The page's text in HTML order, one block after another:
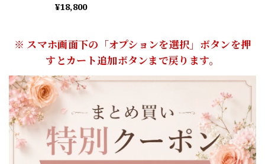
（3color） A0672
¥18,800
※ スマホ画面下の「オプションを選択」ボタンを押
すとカート追加ボタンまで戻ります。